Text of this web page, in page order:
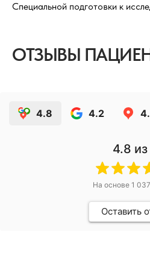
Специальной подготовки к
ОТЗЫВЫ
4.8 4.2
4.8
На основе 1 037
Оставить